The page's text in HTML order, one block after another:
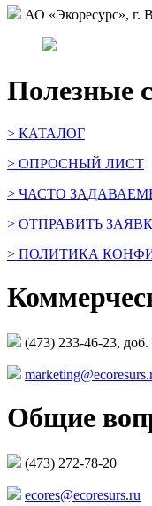
АО «Экоресурс», г.
Полезные
> КАТАЛОГ
> ОПРОСНЫЙ ЛИСТ
> ЧАСТО
> ОТПРАВИТЬ
> ПОЛИТИКА
(473) 233-46-23, доб.
Общие
(473) 272-78-20
ecores@ecoresurs.ru